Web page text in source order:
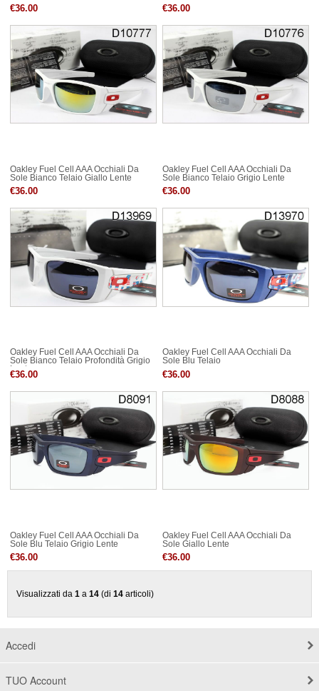
€36.00 €36.00
Oakley Fuel Cell AAA Occhiali Da
Sole Bianco Telaio Giallo Lente
€36.00
Oakley Fuel Cell AAA Occhiali Da
Sole Bianco Telaio Grigio Lente
€36.00
Oakley Fuel Cell AAA Occhiali Da
Sole Bianco Telaio Profondità Grigio
Lente
€36.00
Oakley Fuel Cell AAA Occhiali Da
Sole Blu Telaio
€36.00
Oakley Fuel Cell AAA Occhiali Da
Sole Blu Telaio Grigio Lente
€36.00
Oakley Fuel Cell AAA Occhiali Da
Sole Giallo Lente
€36.00
Visualizzati da 1 a 14 (di 14 articoli)
Accedi
TUO Account